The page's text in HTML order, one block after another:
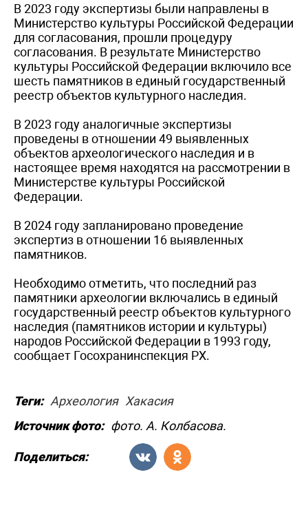
В 2023 году экспертизы были направлены в
Министерство культуры Российской Федерации
для согласования, прошли процедуру
согласования. В результате Министерство
культуры Российской Федерации включило все
шесть памятников в единый государственный
реестр объектов культурного наследия.
В 2023 году аналогичные экспертизы
проведены в отношении 49 выявленных
объектов археологического наследия и в
настоящее время находятся на рассмотрении в
Министерстве культуры Российской
Федерации.
В 2024 году запланировано проведение
экспертиз в отношении 16 выявленных
памятников.
Необходимо отметить, что последний раз
памятники археологии включались в единый
государственный реестр объектов культурного
наследия (памятников истории и культуры)
народов Российской Федерации в 1993 году,
сообщает Госохранинспекция РХ.
Теги: Археология Хакасия
Источник фото: фото. А. Колбасова.
Поделиться: